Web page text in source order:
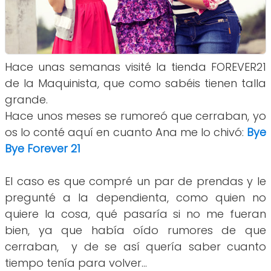
Hace unas semanas visité la tienda FOREVER21
de la Maquinista, que como sabéis tienen talla
grande.
Hace unos meses se rumoreó que cerraban, yo
os lo conté aquí en cuanto Ana me lo chivó: Bye
Bye Forever 21
El caso es que compré un par de prendas y le
pregunté a la dependienta, como quien no
quiere la cosa, qué pasaría si no me fueran
bien, ya que había oído rumores de que
cerraban, y de se así quería saber cuanto
tiempo tenía para volver...